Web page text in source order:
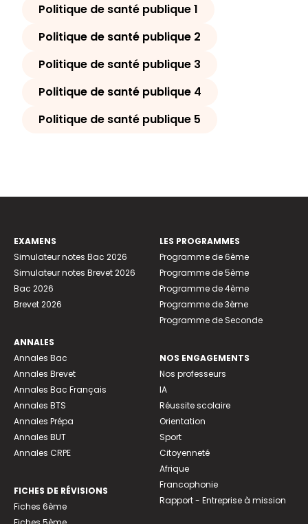
Politique de santé publique 1
Politique de santé publique 2
Politique de santé publique 3
Politique de santé publique 4
Politique de santé publique 5
EXAMENS
Simulateur notes Bac 2026
Simulateur notes Brevet 2026
Bac 2026
Brevet 2026
ANNALES
Annales Bac
Annales Brevet
Annales Bac Français
Annales BTS
Annales Prépa
Annales BUT
Annales CRPE
FICHES DE RÉVISIONS
Fiches 6ème
LES PROGRAMMES
Programme de 6ème
Programme de 5ème
Programme de 4ème
Programme de 3ème
Programme de Seconde
NOS ENGAGEMENTS
Nos professeurs
IA
Réussite scolaire
Orientation
Sport
Citoyenneté
Afrique
Francophonie
Rapport - Entreprise à mission